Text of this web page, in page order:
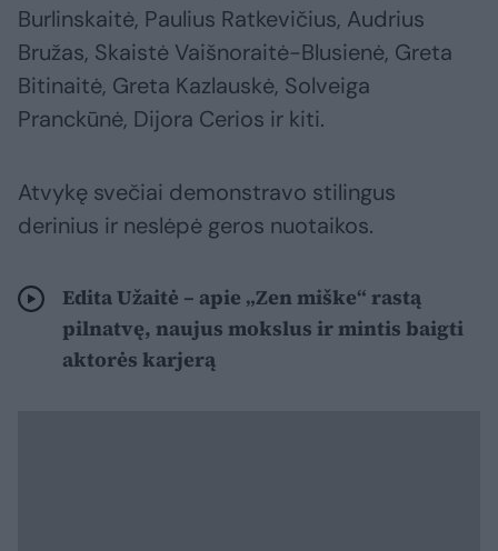
Burlinskaitė, Paulius Ratkevičius, Audrius
Bružas, Skaistė Vaišnoraitė-Blusienė, Greta
Bitinaitė, Greta Kazlauskė, Solveiga
Pranckūnė, Dijora Cerios ir kiti.
Atvykę svečiai demonstravo stilingus
derinius ir neslėpė geros nuotaikos.
Edita Užaitė – apie „Zen miške“ rastą
pilnatvę, naujus mokslus ir mintis baigti
aktorės karjerą